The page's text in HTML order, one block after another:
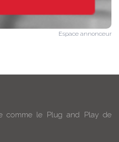
Espace annonceur
comme le Plug and Play de